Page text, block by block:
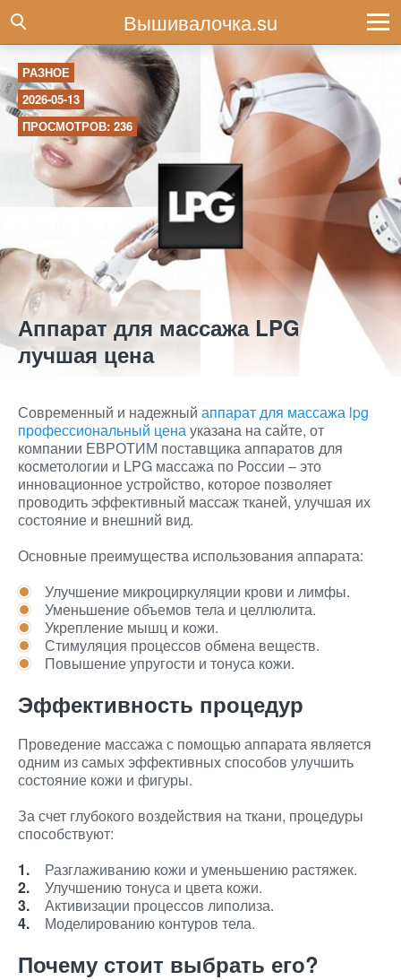
Вышивалочка.su
РАЗНОЕ
2026-05-13
ПРОСМОТРОВ: 236
Аппарат для массажа LPG
лучшая цена
Современный и надежный аппарат для массажа lpg
профессиональный ценауказана на сайте, от
компании ЕВРОТИМ поставщика аппаратов для
косметологии и LPG массажа по России – это
инновационное устройство, которое позволяет
проводить эффективный массаж тканей, улучшая их
состояние и внешний вид.
Основные преимущества использования аппарата:
Улучшение микроциркуляции крови и лимфы.
Уменьшение объемов тела и целлюлита.
Укрепление мышц и кожи.
Стимуляция процессов обмена веществ.
Повышение упругости и тонуса кожи.
Эффективность процедур
Проведение массажа с помощью аппарата является
одним из самых эффективных способов улучшить
состояние кожи и фигуры.
За счет глубокого воздействия на ткани, процедуры
способствуют:
Разглаживанию кожи и уменьшению растяжек.
Улучшению тонуса и цвета кожи.
Активизации процессов липолиза.
Моделированию контуров тела.
Почему стоит выбрать его?